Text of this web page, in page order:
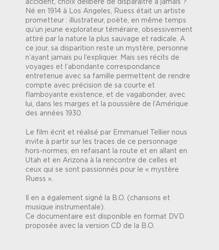
accident, choix délibéré de disparaître à jamais ?
Né en 1914 à Los Angeles, Ruess était un artiste
prometteur : illustrateur, poète, en même temps
qu’un jeune explorateur téméraire, obsessivement
attiré par la nature la plus sauvage et radicale. A
ce jour, sa disparition reste un mystère, personne
n’ayant jamais pu l’expliquer. Mais ses récits de
voyages et l’abondante correspondance
entretenue avec sa famille permettent de rendre
compte avec précision de sa courte et
flamboyante existence, et de vagabonder, avec
lui, dans les marges et la poussière de l’Amérique
des années 1930.
Le film écrit et réalisé par Emmanuel Tellier nous
invite à partir sur les traces de ce personnage
hors-normes, en refaisant la route et en allant en
Utah et en Arizona à la rencontre de celles et
ceux qui se sont passionnés pour le « mystère
Ruess ».
Il en a également signé la B.O. (chansons et
musique instrumentale).
Ce documentaire est disponible en format DVD
proposée avec la version CD de la B.O.